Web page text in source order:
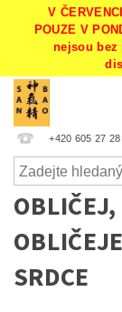
V
POUZE V
nejsou bez
+420 605 27
SRDCE